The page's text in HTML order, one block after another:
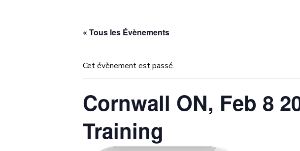
« Tous les Évènements
Cet évènement est passé.
Cornwall ON, Feb 8
Training